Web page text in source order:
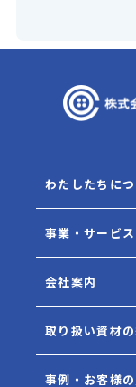
わたしたちに
事業・サービス
会社案内
取り扱い資材
事例・お客様